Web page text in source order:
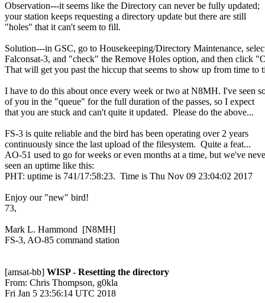
Observation---it seems like the Directory can never be fully updated;
your station keeps requesting a directory update but there are still
"holes" that it can't seem to fill.
Solution---in GSC, go to Housekeeping/Directory Maintenance,
Falconsat-3, and "check" the Remove Holes option, and then click
That will get you past the hiccup that seems to show up from time to
I have to do this about once every week or two at N8MH. I've seen
of you in the "queue" for the full duration of the passes, so I expect
that you are stuck and can't quite it updated.  Please do the above...
FS-3 is quite reliable and the bird has been operating over 2 years
continuously since the last upload of the filesystem.  Quite a feat...
AO-51 used to go for weeks or even months at a time, but we've
seen an uptime like this:
PHT: uptime is 741/17:58:23.  Time is Thu Nov 09 23:04:02 2017
Enjoy our "new" bird!
73,
Mark L. Hammond  [N8MH]
FS-3, AO-85 command station
[amsat-bb] WISP - Resetting the directory
From: Chris Thompson, g0kla
Fri Jan 5 23:56:14 UTC 2018